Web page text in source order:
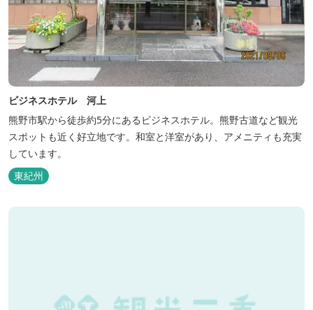
ビジネスホテル 河上
熊野市駅から徒歩約5分にあるビジネスホテル。熊野古道など観光
スポットも近く好立地です。和室と洋室があり、アメニティも充実
しています。
東紀州